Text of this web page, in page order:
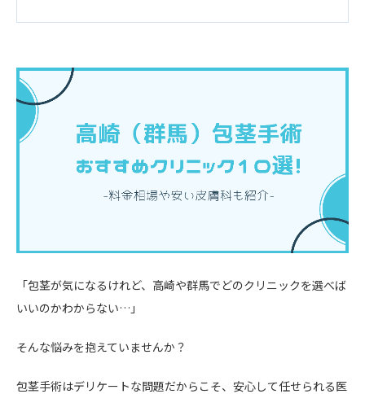
「包茎が気になるけれど、高崎や群馬でどのクリニックを選べば
いいのかわからない…」
そんな悩みを抱えていませんか？
包茎手術はデリケートな問題だからこそ、安心して任せられる医